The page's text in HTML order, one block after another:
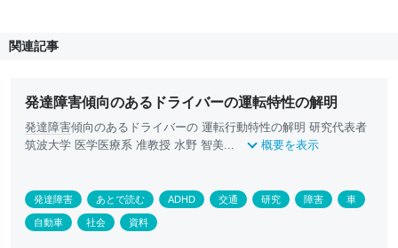
関連記事
発達障害傾向のあるドライバーの運転特性の解明
発達障害傾向のあるドライバーの 運転行動特性の解明 研究代表者
筑波大学 医学医療系 准教授 水野 智美...
概要を表示
発達障害 あとで読む ADHD 交通 研究 障害 車
自動車 社会 資料